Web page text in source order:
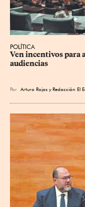
POLÍTICA
Ven incentivos para
audiencias
Por Arturo Rojas yRedacción El